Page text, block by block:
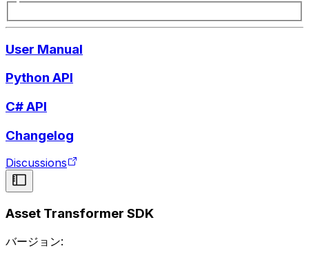
User Manual
Python API
C# API
Changelog
Discussions
Asset Transformer SDK
バージョン: